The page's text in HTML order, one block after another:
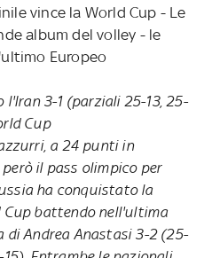
vince la World Cup - Le
album del volley - le
Europeo
3-1 (parziali 25-13, 25-
Cup
a 24 punti in
il pass olimpico per
ha conquistato la
battendo nell'ultima
di Andrea Anastasi 3-2 (25-